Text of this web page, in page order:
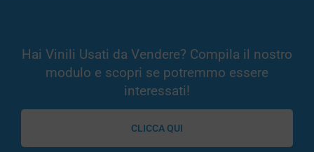
Hai Vinili Usati da Vendere? Compila il nostro
modulo e scopri se potremmo essere
interessati!
CLICCA QUI